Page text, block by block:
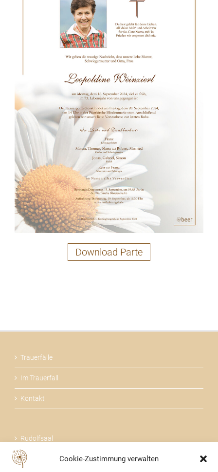
Cookie-Zustimmung verwalten
Download Parte
Trauerfälle
Im Trauerfall
Kontakt
Rudolfsaal
Über uns